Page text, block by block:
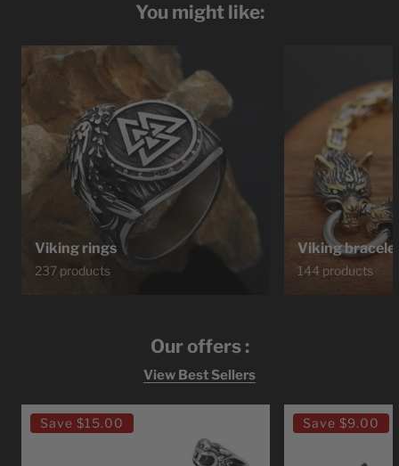
You might like:
Viking rings
237 products
Viking
144 products
Our offers :
View Best Sellers
Ragnar
Save $15.00
Bracelet
Save $9.00